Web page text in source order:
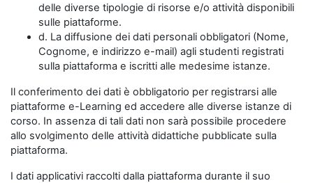
delle diverse tipologie di risorse e/o attività disponibili
sulle piattaforme.
d. La diffusione dei dati personali obbligatori (Nome,
Cognome, e indirizzo e-mail) agli studenti registrati
sulla piattaforma e iscritti alle medesime istanze.
Il conferimento dei dati è obbligatorio per registrarsi alle
piattaforme e-Learning ed accedere alle diverse istanze di
corso. In assenza di tali dati non sarà possibile procedere
allo svolgimento delle attività didattiche pubblicate sulla
piattaforma.
I dati applicativi raccolti dalla piattaforma durante il suo